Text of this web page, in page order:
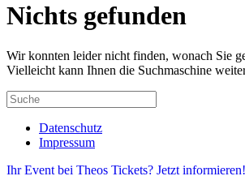
Nichts gefunden
Wir konnten leider nicht finden, wonach Sie
Vielleicht kann Ihnen die Suchmaschine
Datenschutz
Impressum
Ihr Event bei Theos Tickets? Jetzt informieren!